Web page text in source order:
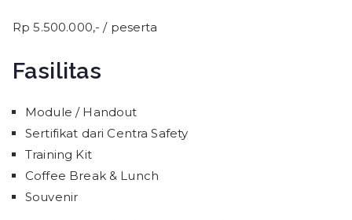
Rp 5.500.000,- / peserta
Fasilitas
Module / Handout
Sertifikat dari Centra Safety
Training Kit
Coffee Break & Lunch
Souvenir